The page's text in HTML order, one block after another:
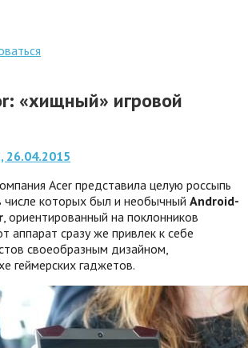
«хищный» игровой
26.04.2015
Acer представила целую россыпь
числе которых был и необычный Android-
, ориентированный на поклонников
аппарат сразу же привлек к себе
своеобразным дизайном,
геймерских гаджетов.